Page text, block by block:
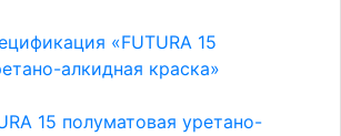
«FUTURA 15
алкидная краска»
15 полуматовая уретано-